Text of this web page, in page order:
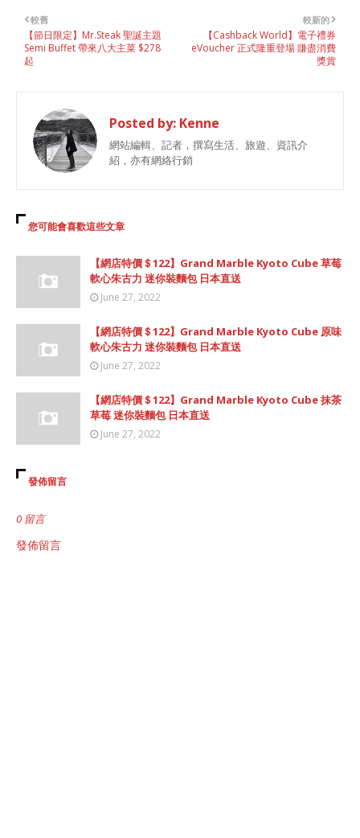
較新的
【Cashback World】電子禮券
eVoucher 正式隆重登場 賺盡消費
獎賞
較舊
【節日限定】Mr.Steak 聖誕主題
Semi Buffet 帶來八大主菜 $278
起
Posted by: Kenne
網站編輯、記者，撰寫生活、旅遊、資訊介
紹，亦有網絡行銷
您可能會喜歡這些文章
【網店特價＄122】Grand Marble Kyoto Cube 草莓
軟心朱古力 迷你裝麵包 日本直送
June 27, 2022
【網店特價＄122】Grand Marble Kyoto Cube 原味
軟心朱古力 迷你裝麵包 日本直送
June 27, 2022
【網店特價＄122】Grand Marble Kyoto Cube 抹茶
草莓 迷你裝麵包 日本直送
June 27, 2022
發佈留言
0 留言
發佈留言